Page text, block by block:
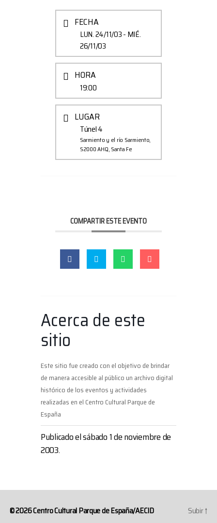
FECHA
LUN. 24/11/03- MIÉ.
26/11/03
HORA
19:00
LUGAR
Túnel 4
Sarmiento y el río Sarmiento,
S2000 AHQ, Santa Fe
COMPARTIR ESTE EVENTO
Acerca de este
sitio
Este sitio fue creado con el objetivo de brindar
de manera accesible al público un archivo digital
histórico de los eventos y actividades
realizadas en el Centro Cultural Parque de
España
Publicado el sábado 1 de noviembre de
2003.
© 2026Centro Cultural Parque de España/AECID Subir↑